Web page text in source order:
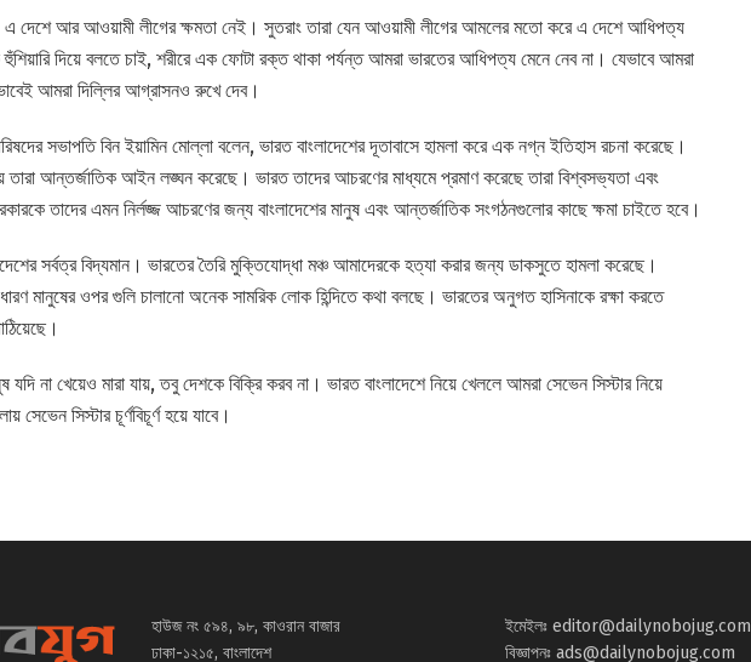
দেশে আর আওয়ামী লীগের ক্ষমতা নেই। সুতরাং তারা যেন আওয়ামী লীগের আমলের মতো করে এ দেশে আধিপত্য
হুঁশিয়ারি দিয়ে বলতে চাই, শরীরে এক ফোটা রক্ত থাকা পর্যন্ত আমরা ভারতের আধিপত্য মেনে নেব না। যেভাবে আমরা
আমরা দিল্লির আগ্রাসনও রুখে দেব।
সভাপতি বিন ইয়ামিন মোল্লা বলেন, ভারত বাংলাদেশের দূতাবাসে হামলা করে এক নগ্ন ইতিহাস রচনা করেছে।
তারা আন্তর্জাতিক আইন লঙ্ঘন করেছে। ভারত তাদের আচরণের মাধ্যমে প্রমাণ করেছে তারা বিশ্বসভ্যতা এবং
তাদের এমন নির্লজ্জ আচরণের জন্য বাংলাদেশের মানুষ এবং আন্তর্জাতিক সংগঠনগুলোর কাছে ক্ষমা চাইতে হবে।
সর্বত্র বিদ্যমান। ভারতের তৈরি মুক্তিযোদ্ধা মঞ্চ আমাদেরকে হত্যা করার জন্য ডাকসুতে হামলা করেছে।
মানুষের ওপর গুলি চালানো অনেক সামরিক লোক হিন্দিতে কথা বলছে। ভারতের অনুগত হাসিনাকে রক্ষা করতে
যদি না খেয়েও মারা যায়, তবু দেশকে বিক্রি করব না। ভারত বাংলাদেশে নিয়ে খেললে আমরা সেভেন সিস্টার নিয়ে
সিস্টার চূর্ণবিচূর্ণ হয়ে যাবে।
হাউজ নং ৫৯৪, ৯৮, কাওরান বাজার
ঢাকা-১২১৫, বাংলাদেশ
ইমেইলঃ editor@dailynobojug.com
বিজ্ঞাপনঃ ads@dailynobojug.com